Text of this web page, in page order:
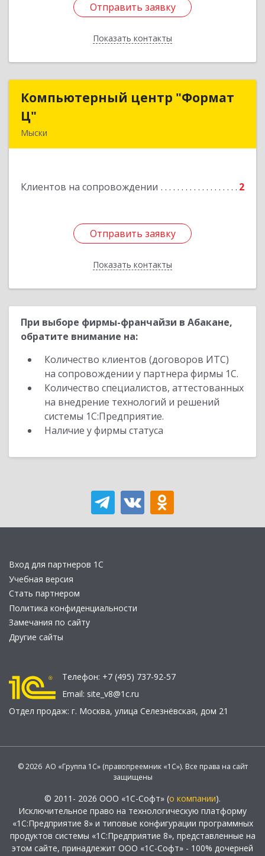
Отправить заявку
Показать контакты
Отправить заявку
Назад
Компьютерный центр "Формат
Ц"
Мыски
Клиентов на сопровождении 2
Отправить заявку
Показать контакты
Компьютерный центр "Формат
Подробнее
Отправить заявку
Назад
При выборе фирмы-франчайзи в Абакане,
обратите внимание на:
Количество клиентов (договоров ИТС)
на сопровождении у партнера фирмы 1С.
Количество специалистов, аттестованных
на внедрение технологий и решений
системы 1С:Предприятие.
Наличие у фирмы статуса
Вход для партнеров 1С
Учебная версия
Стать партнером
Политика конфиденциальности
Замечания по сайту
Другие сайты
Телефон: +7 (495) 737-92-57
Email: site_v8@1c.ru
Отдел продаж: г. Москва, улица Селезнёвская, дом 21
© 2026 АО «Группа 1С» (правопреемник «1С»). Все права на сайт
защищены
© 2011- 2026 ООО «1С-Софт» (о компании).
Исключительное право на технологическую платформу
«1С:Предприятие 8» и типовые конфигурации программных
продуктов системы «1С:Предприятие 8», представленные на
этом сайте, принадлежит ООО «1С-Софт» - 100% дочерней